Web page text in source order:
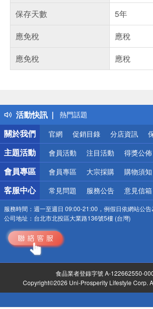
保存天數
5年
應免稅
應稅
應免稅
應稅
活動快訊
得獎公告
熱門話題
銀行優惠
偏遠地區配送
詐騙網頁！請小心！
關於我們
官網 促銷目錄 分店資訊
主題活動 會員活動 注目活動 得獎公佈
會員專區 會員專區 大宗採購 購物須知
客服中心 常見問題 服務公告 意見信箱
服務時間： 週一至週日 09:00-21:00，例假日依網站公告
公司地址： 台北市北投區大業路136號5樓 (台灣)
食品業者登錄字號 A-122662550-
Copyright©2026 Uni-Prosperity Lifestyle Corp.